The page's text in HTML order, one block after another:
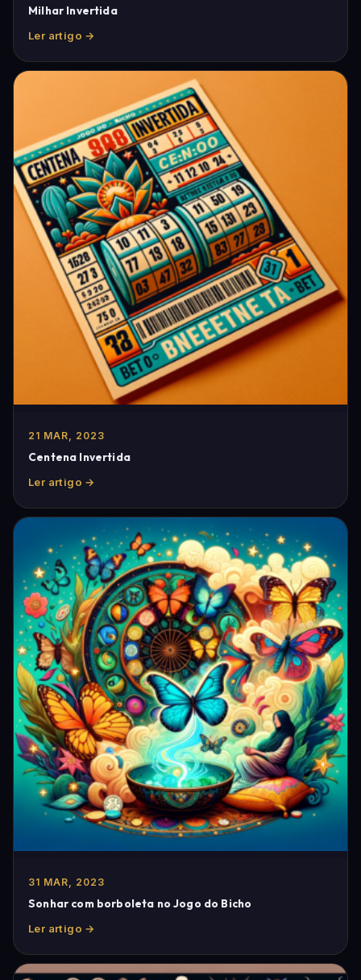
Milhar Invertida
Ler artigo →
21 MAR, 2023
Centena Invertida
Ler artigo →
31 MAR, 2023
Sonhar com borboleta no Jogo do Bicho
Ler artigo →